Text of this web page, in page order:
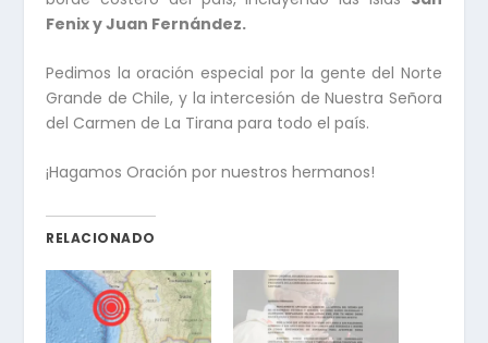
Fenix y Juan Fernández.
Pedimos la oración especial por la gente del Norte
Grande de Chile, y la intercesión de Nuestra Señora
del Carmen de La Tirana para todo el país.
¡Hagamos Oración por nuestros hermanos!
RELACIONADO